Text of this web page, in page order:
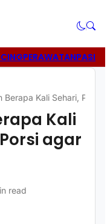
PERAWATANPASIR
Berapa Kali Sehari,
Kali
agar
read